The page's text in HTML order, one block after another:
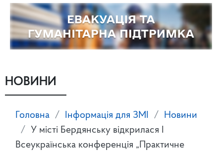
НОВИНИ
Головна Інформація для ЗМІ
Новини
У місті Бердянську відкрилася І
Всеукраїнська конференція „Практичне